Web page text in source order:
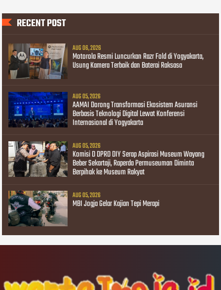
RECENT POST
AUG 06, 2026
Motorola Resmi Luncurkan Razr Fold di Yogyakarta,
Usung Kamera Terbaik dan Baterai Raksasa
AUG 05, 2026
AAMAI Dorong Transformasi Ekosistem Asuransi
Berbasis Teknologi Digital Lewat Konferensi
Internasional di Yogyakarta
AUG 05, 2026
Komisi D DPRD DIY Serap Aspirasi Museum Wayang
Beber Sekartaji, Raperda Permuseuman Diminta
Berpihak ke Museum Rakyat
AUG 05, 2026
MBI Jogja Gelar Kajian Tepi Merapi